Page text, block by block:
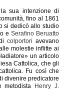
sua intenzione di
fino al 1861
si dedicò allo studio
e Serafino Beruatto
colportori avevano
molestie inflitte ai
un articolo
Cattolica, che gli
Fu così che
divenire predicatore
metodista Henry J.